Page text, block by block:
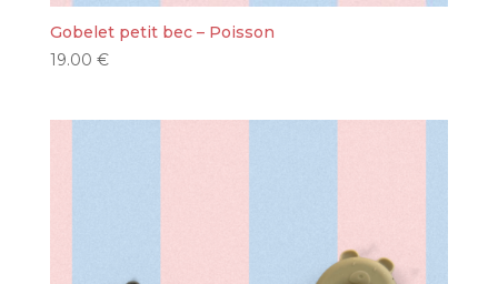
Gobelet petit bec – Poisson
19.00 €